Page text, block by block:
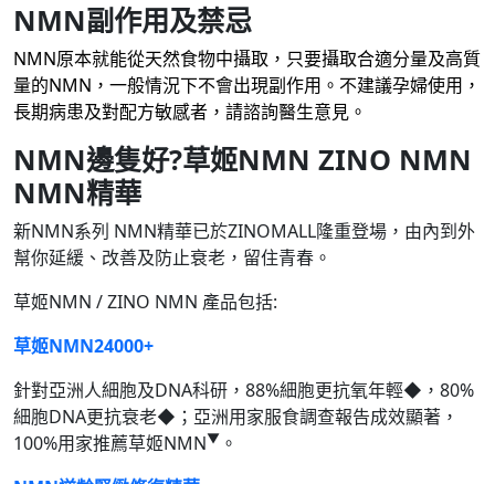
NMN副作用及禁忌
NMN原本就能從天然食物中攝取，只要攝取合適分量及高質
量的NMN，一般情況下不會出現副作用。不建議孕婦使用，
長期病患及對配方敏感者，請諮詢醫生意見。
NMN邊隻好?草姬NMN ZINO NMN
NMN精華
新NMN系列 NMN精華已於ZINOMALL隆重登場，由內到外
幫你延緩、改善及防止衰老，留住青春。
草姬NMN / ZINO NMN 產品包括:
草姬NMN24000+
針對亞洲人細胞及DNA科研，88%細胞更抗氧年輕◆，80%
細胞DNA更抗衰老◆；亞洲用家服食調查報告成效顯著，
100%用家推薦草姬NMN▼ 。